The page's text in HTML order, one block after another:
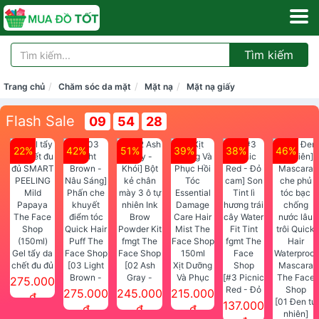
Tìm kiếm
Trang chủ Chăm sóc da mặt Mặt nạ Mặt nạ giấy
Flash Sale 09 54 28
22%
Gel tẩy da
chết đu đủ
SMART
PEELING
275.000
đ
42%
[03 Light
Brown -
Nâu Sáng]
Phấn che
275.000
đ
51%
[02 Ash
Gray -
Khói] Bột
kẻ chân
245.000
đ
39%
Xịt Dưỡng
Và Phục
Hồi Tóc
Essential
215.000
đ
38%
[#3 Picnic
Red - Đỏ
cam] Son
137.000
46%
[01 Đen tự
nhiên]